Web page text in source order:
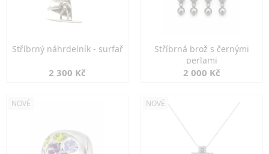
Stříbrný náhrdelník - surfař
2 300 Kč
Stříbrná brož s černými
perlami
2 000 Kč
NOVÉ NOVÉ